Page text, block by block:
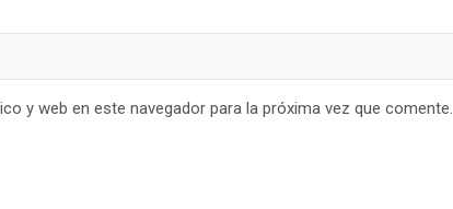
y web en este navegador para la próxima vez que comente.